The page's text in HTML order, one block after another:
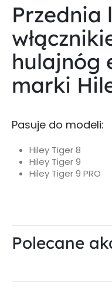
Przednia
hulajnóg
marki
Pasuje do modeli:
Hiley Tiger 8
Hiley Tiger 9
Hiley Tiger 9 PRO
Polecane